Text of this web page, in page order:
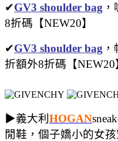
✔GV3 shoulder bag
8折碼【NEW20】
✔GV3 shoulder bag
折額外8折碼【NEW20
▶義大利 HOGAN
閒鞋，個子嬌小的女